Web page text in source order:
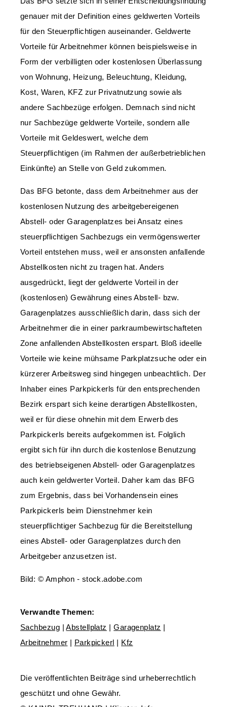
genauer mit der Definition eines geldwerten Vorteils
für den Steuerpflichtigen auseinander. Geldwerte
Vorteile für Arbeitnehmer können beispielsweise in
Form der verbilligten oder kostenlosen Überlassung
von Wohnung, Heizung, Beleuchtung, Kleidung,
Kost, Waren, KFZ zur Privatnutzung sowie als
andere Sachbezüge erfolgen. Demnach sind nicht
nur Sachbezüge geldwerte Vorteile, sondern alle
Vorteile mit Geldeswert, welche dem
Steuerpflichtigen (im Rahmen der außerbetrieblichen
Einkünfte) an Stelle von Geld zukommen.
Das BFG betonte, dass dem Arbeitnehmer aus der
kostenlosen Nutzung des arbeitgebereigenen
Abstell- oder Garagenplatzes bei Ansatz eines
steuerpflichtigen Sachbezugs ein vermögenswerter
Vorteil entstehen muss, weil er ansonsten anfallende
Abstellkosten nicht zu tragen hat. Anders
ausgedrückt, liegt der geldwerte Vorteil in der
(kostenlosen) Gewährung eines Abstell- bzw.
Garagenplatzes ausschließlich darin, dass sich der
Arbeitnehmer die in einer parkraumbewirtschafteten
Zone anfallenden Abstellkosten erspart. Bloß ideelle
Vorteile wie keine mühsame Parkplatzsuche oder ein
kürzerer Arbeitsweg sind hingegen unbeachtlich. Der
Inhaber eines Parkpickerls für den entsprechenden
Bezirk erspart sich keine derartigen Abstellkosten,
weil er für diese ohnehin mit dem Erwerb des
Parkpickerls bereits aufgekommen ist. Folglich
ergibt sich für ihn durch die kostenlose Benutzung
des betriebseigenen Abstell- oder Garagenplatzes
auch kein geldwerter Vorteil. Daher kam das BFG
zum Ergebnis, dass bei Vorhandensein eines
Parkpickerls beim Dienstnehmer kein
steuerpflichtiger Sachbezug für die Bereitstellung
eines Abstell- oder Garagenplatzes durch den
Arbeitgeber anzusetzen ist.
Bild: © Amphon - stock.adobe.com
Verwandte Themen:
Sachbezug |Abstellplatz |Garagenplatz |
Arbeitnehmer | Parkpickerl | Kfz
Die veröffentlichten Beiträge sind urheberrechtlich
geschützt und ohne Gewähr.